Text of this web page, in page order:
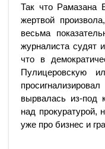
Так что Рамазана
жертвой
весьма
журналиста судят
что в
Пулицеровскую
вырвалась из-под
над прокуратурой,
уже про бизнес и